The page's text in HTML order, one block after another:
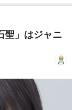
聖」はジャニ